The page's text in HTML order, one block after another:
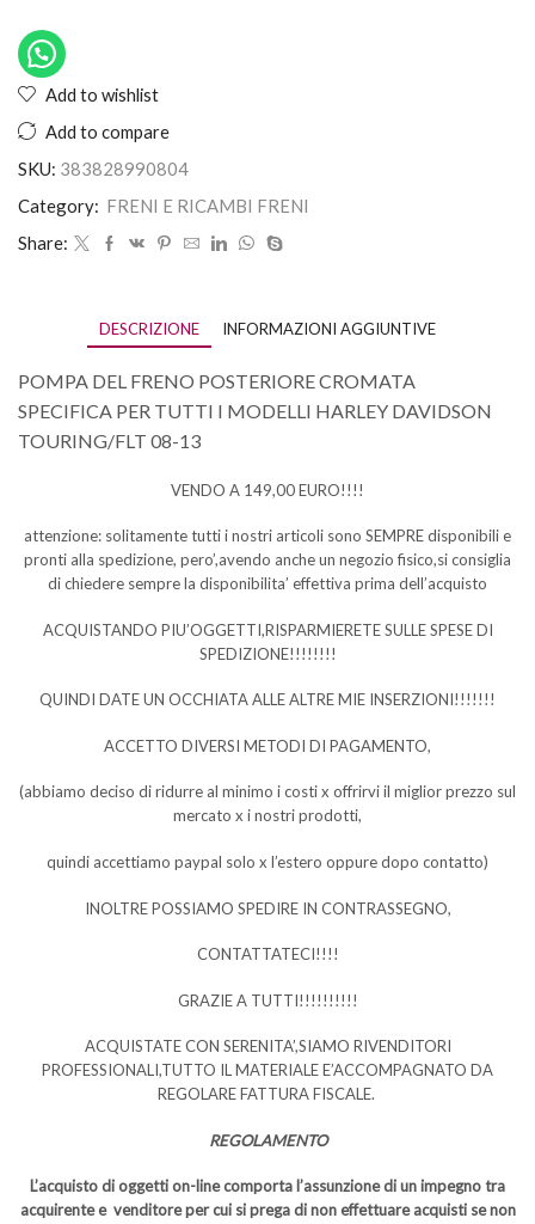
Add to wishlist
Add to compare
SKU: 383828990804
Category: FRENI E RICAMBI FRENI
Share:
DESCRIZIONE INFORMAZIONI AGGIUNTIVE
POMPA DEL FRENO POSTERIORE CROMATA
SPECIFICA PER TUTTI I MODELLI HARLEY DAVIDSON
TOURING/FLT 08-13
VENDO A 149,00 EURO!!!!
attenzione: solitamente tutti i nostri articoli sono SEMPRE disponibili e
pronti alla spedizione, pero’,avendo anche un negozio fisico,si consiglia
di chiedere sempre la disponibilita’ effettiva prima dell’acquisto
ACQUISTANDO PIU’OGGETTI,RISPARMIERETE SULLE SPESE DI
SPEDIZIONE!!!!!!!!
QUINDI DATE UN OCCHIATA ALLE ALTRE MIE INSERZIONI!!!!!!!
ACCETTO DIVERSI METODI DI PAGAMENTO,
(abbiamo deciso di ridurre al minimo i costi x offrirvi il miglior prezzo sul
mercato x i nostri prodotti,
quindi accettiamo paypal solo x l’estero oppure dopo contatto)
INOLTRE POSSIAMO SPEDIRE IN CONTRASSEGNO,
CONTATTATECI!!!!
GRAZIE A TUTTI!!!!!!!!!!
ACQUISTATE CON SERENITA’,SIAMO RIVENDITORI
PROFESSIONALI,TUTTO IL MATERIALE E’ACCOMPAGNATO DA
REGOLARE FATTURA FISCALE.
REGOLAMENTO
L’acquisto di oggetti on-line comporta l’assunzione di un impegno tra
acquirente e venditore per cui si prega di non effettuare acquisti se non